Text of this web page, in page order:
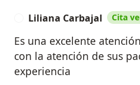
Liliana Carbajal Cita
Es una excelente
con la atención de sus
experiencia